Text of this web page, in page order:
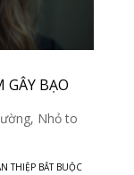
GÂY BẠO
, Nhỏ to
THIỆP BẮT BUỘC